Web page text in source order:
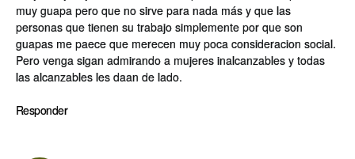
muy guapa pero que no sirve para nada más y que las
personas que tienen su trabajo simplemente por que son
guapas me paece que merecen muy poca consideracion social.
Pero venga sigan admirando a mujeres inalcanzables y todas
las alcanzables les daan de lado.
Responder